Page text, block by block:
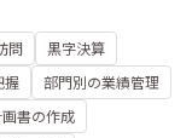
問
黒字決算
握
部門別の業績管理
書の作成